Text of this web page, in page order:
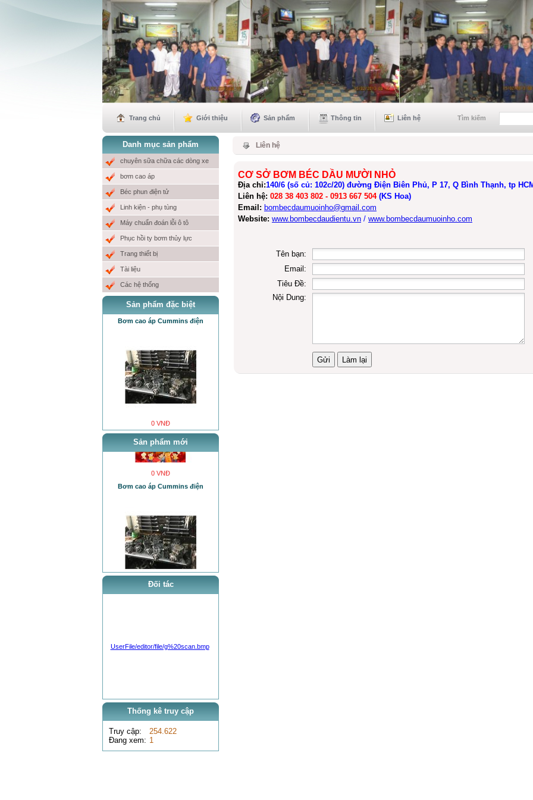
Trang chủ Giới thiệu Sản phẩm Thông tin Liên hệ Tìm kiếm
Danh mục sản phẩm
chuyên sữa chữa các dòng xe
bơm cao áp
Béc phun điện tử
Linh kiện - phụ tùng
Máy chuẩn đoán lỗi ô tô
Phục hồi ty bơm thủy lực
Trang thiết bị
Tài liệu
Các hệ thống
Sản phẩm đặc biệt
Bơm cao áp Cummins điện
0 VNĐ
Sản phẩm mới
Cơ Sở MƯỞI NHỎ sẽ khai trương
vào ngày mùng 6 tết Quí Mão 2023.
Chúc Mừng năm Mới
0 VNĐ
Bơm cao áp Cummins điện
0 VNĐ
test xe máy đào Hyundai Robex 3600
xe nâng container
Đối tác
UserFile/editor/file/g%20scan.bmp
Thống kê truy cập
Truy cập:
254.622
Đang xem: 1
Liên hệ
CƠ SỞ BƠM BÉC DẦU MƯỜI NHỎ
Địa chỉ:140/6 (số củ: 102c/20) đường Điện Biên Phủ, P 17, Q Bình Thạnh, tp
Liên hệ: 028 38 403 802 - 0913 667 504 (KS Hoa)
Email: bombecdaumuoinho@gmail.com
Website: www.bombecdaudientu.vn / www.bombecdaumuoinho.com
Tên bạn:
Email:
Tiêu Đề:
Nội Dung: